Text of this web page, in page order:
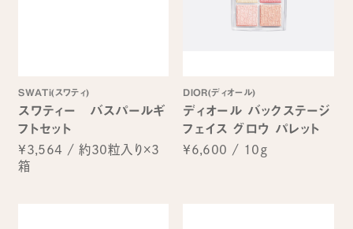
SWATi(スワティ)
スワティー バスパールギ
フトセット
¥3,564 / 約30粒入り×3
箱
DIOR(ディオール)
ディオール バックステージ
フェイス グロウ パレット
¥6,600 / 10ｇ